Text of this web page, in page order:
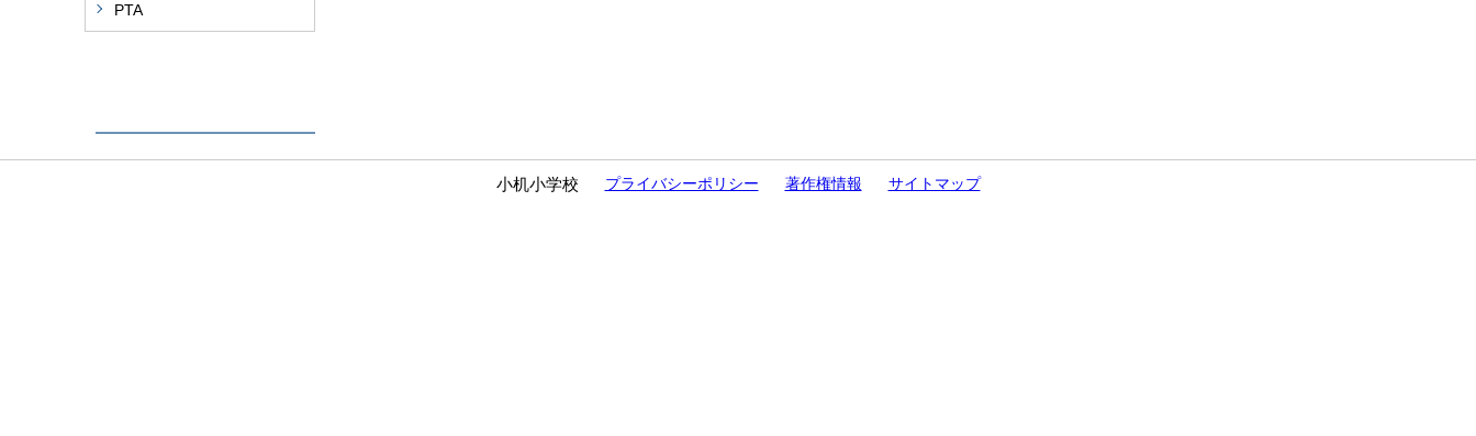
PTA
小机小学校 プライバシーポリシー 著作権情報 サイトマップ